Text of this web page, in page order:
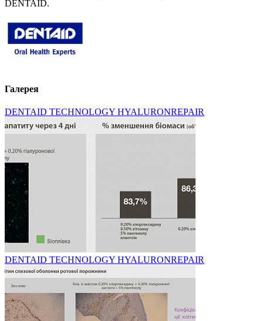
DENTAID.
Галерея
DENTAID TECHNOLOGY HYALURONREPAIR
DENTAID TECHNOLOGY HYALURONREPAIR